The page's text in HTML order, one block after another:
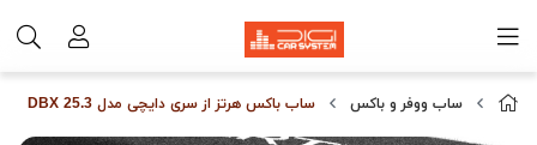
ساب ووفر و باكس ساب باکس هرتز از سری دایچی مدل DBX 25.3